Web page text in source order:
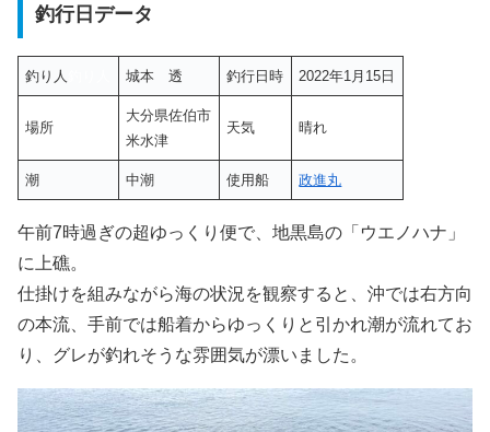
釣行日データ
釣り人 城本 透 釣行日時 2022年1月15日
場所
大分県佐伯市
米水津
天気 晴れ
潮 中潮 使用船 政進丸
午前7時過ぎの超ゆっくり便で、地黒島の「ウエノハナ」
に上礁。
仕掛けを組みながら海の状況を観察すると、沖では右方向
の本流、手前では船着からゆっくりと引かれ潮が流れてお
り、グレが釣れそうな雰囲気が漂いました。